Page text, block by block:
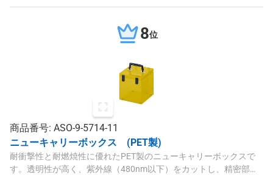
8位
商品番号: ASO-9-5714-11
ニューキャリーボックス (PET製)
耐衝撃性と耐燃焼性に優れたPET製のニューキャリーボックスで
す。透明性が高く、紫外線（480nm以下）をカットし、精密部品